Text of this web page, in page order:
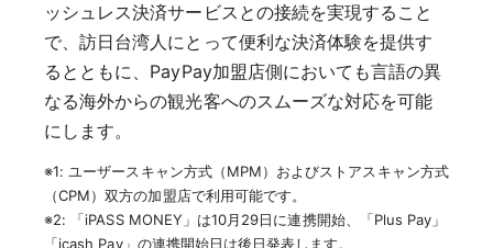
ッシュレス決済サービスとの接続を実現すること
で、訪日台湾人にとって便利な決済体験を提供す
るとともに、PayPay加盟店側においても言語の異
なる海外からの観光客へのスムーズな対応を可能
にします。
※1: ユーザースキャン方式（MPM）およびストアスキャン方式
（CPM）双方の加盟店で利用可能です。
※2: 「iPASS MONEY」は10月29日に連携開始、「Plus Pay」
「icash Pay」の連携開始日は後日発表します。